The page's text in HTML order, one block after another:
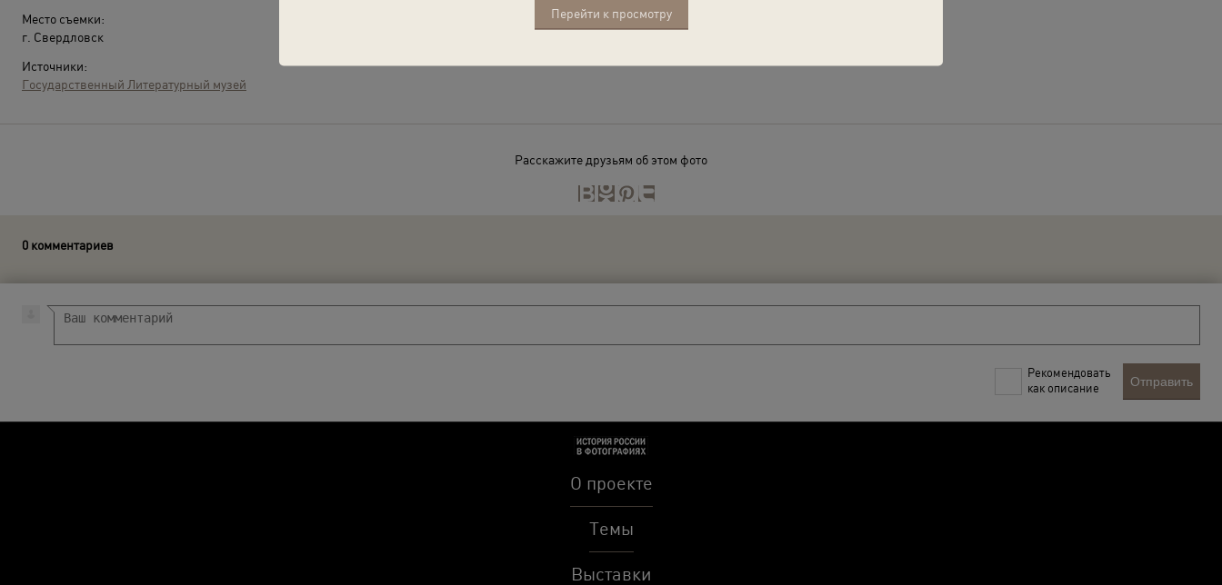
Перейти к просмотру
Место съемки:
г. Свердловск
Источники:
Государственный Литературный музей
Расскажите друзьям об этом фото
0 комментариев
Рекомендовать
как описание
Отправить
О проекте
Темы
Выставки